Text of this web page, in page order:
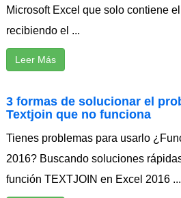
Microsoft Excel que solo contiene
recibiendo el ...
Leer Más
3 formas de solucionar el
Textjoin que no funciona
Tienes problemas para usarlo
2016? Buscando soluciones
función TEXTJOIN en Excel 2016 ...